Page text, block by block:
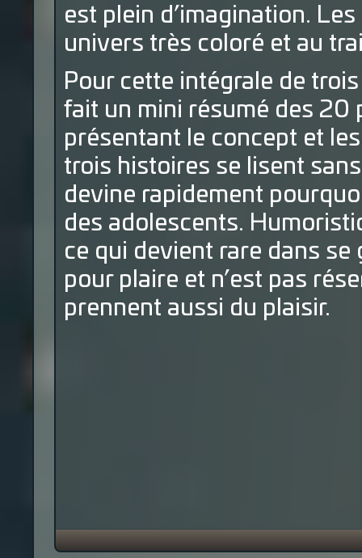
est plein d’imagination.
univers très coloré et au
Pour cette intégrale de
fait un mini résumé des 20
présentant le concept et
trois histoires se lisent
devine rapidement
des adolescents.
ce qui devient rare dans se
pour plaire et n’est pas
prennent aussi du plaisir.